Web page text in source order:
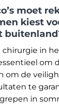
moet
kiest
chirurgie in
om
om de
te
in